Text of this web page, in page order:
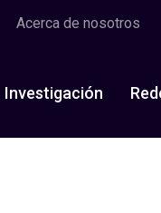
Acerca de nosotros
Investigación